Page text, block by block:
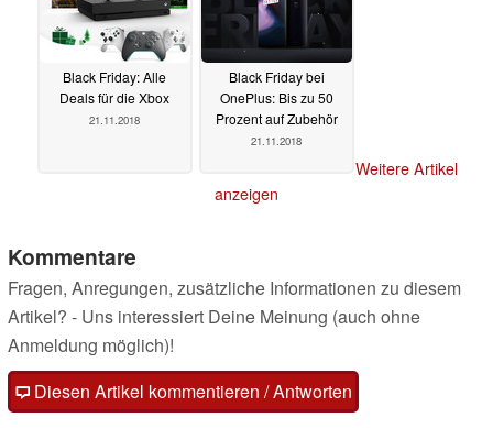
Black Friday: Alle
Deals für die Xbox
21.11.2018
Black Friday bei
OnePlus: Bis zu 50
Prozent auf Zubehör
21.11.2018
Weitere Artikel
anzeigen
Kommentare
Fragen, Anregungen, zusätzliche Informationen zu diesem
Artikel? - Uns interessiert Deine Meinung (auch ohne
Anmeldung möglich)!
Diesen Artikel kommentieren / Antworten